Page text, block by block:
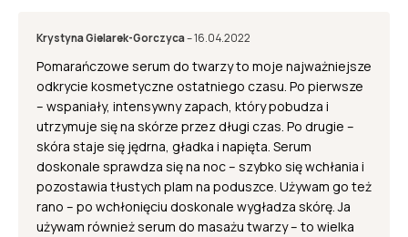
Krystyna Gielarek-Gorczyca–16.04.2022
Pomarańczowe serum do twarzy to moje najważniejsze
odkrycie kosmetyczne ostatniego czasu. Po pierwsze
– wspaniały, intensywny zapach, który pobudza i
utrzymuje się na skórze przez długi czas. Po drugie –
skóra staje się jędrna, gładka i napięta. Serum
doskonale sprawdza się na noc – szybko się wchłania i
pozostawia tłustych plam na poduszce. Używam go też
rano – po wchłonięciu doskonale wygładza skórę. Ja
używam również serum do masażu twarzy – to wielka